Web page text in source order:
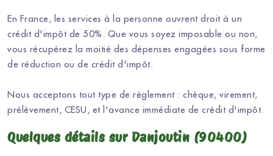
En France, les services à la personne ouvrent droit à un
crédit d'impôt de 50%. Que vous soyez imposable ou non,
vous récupérez la moitié des dépenses engagées sous forme
de réduction ou de crédit d'impôt.
Nous acceptons tout type de règlement : chèque, virement,
prélèvement, CESU, et l'avance immédiate de crédit d'impôt.
Quelques détails sur Danjoutin (90400)